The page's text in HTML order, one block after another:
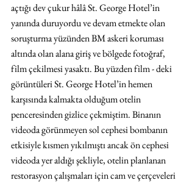
açtığı dev çukur hâlâ St. George Hotel’in
yanında duruyordu ve devam etmekte olan
soruşturma yüzünden BM askeri koruması
altında olan alana giriş ve bölgede fotoğraf,
film çekilmesi yasaktı. Bu yüzden film - deki
görüntüleri St. George Hotel’in hemen
karşısında kalmakta olduğum otelin
penceresinden gizlice çekmiştim. Binanın
videoda görünmeyen sol cephesi bombanın
etkisiyle kısmen yıkılmıştı ancak ön cephesi
videoda yer aldığı şekliyle, otelin planlanan
restorasyon çalışmaları için cam ve çerçeveleri